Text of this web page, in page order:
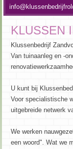
KLUSSEN
Klussenbedrijf
Van tuinaanleg en -
U kunt bij
Voor specialistische
uitgebreide netwerk
We werken
een woord". Wat we